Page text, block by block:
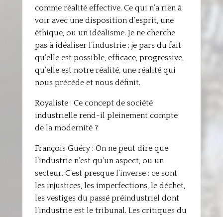
comme réalité effective. Ce qui n’a rien à
voir avec une disposition d’esprit, une
éthique, ou un idéalisme. Je ne cherche
pas à idéaliser l’industrie ; je pars du fait
qu’elle est possible, efficace, progressive,
qu’elle est notre réalité, une réalité qui
nous précède et nous définit.
Royaliste : Ce concept de société
industrielle rend-il pleinement compte
de la modernité ?
François Guéry : On ne peut dire que
l’industrie n’est qu’un aspect, ou un
secteur. C’est presque l’inverse : ce sont
les injustices, les imperfections, le déchet,
les vestiges du passé préindustriel dont
l’industrie est le tribunal. Les critiques du